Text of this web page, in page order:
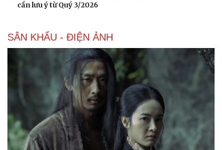
cần lưu ý từ Quý 3/2026
SÂN KHẤU - ĐIỆN ẢNH